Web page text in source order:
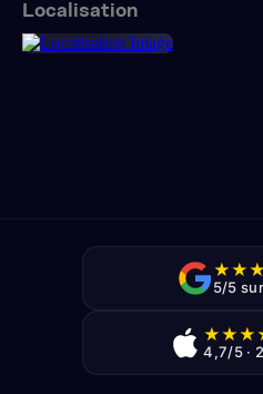
Localisation
★★★
5/5
★★★
4,7/5 ·